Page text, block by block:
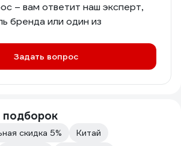
– вам ответит наш эксперт,
бренда или один из
Задать вопрос
подборок
скидка 5%
Китай